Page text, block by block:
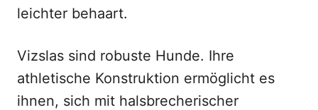
leichter behaart.
Vizslas sind robuste Hunde. Ihre
athletische Konstruktion ermöglicht es
ihnen, sich mit halsbrecherischer